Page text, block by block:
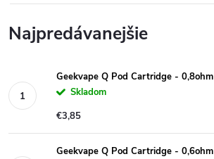
Najpredávanejšie
Geekvape Q Pod Cartridge - 0,8ohm
Skladom
€3,85
Geekvape Q Pod Cartridge - 0,6ohm